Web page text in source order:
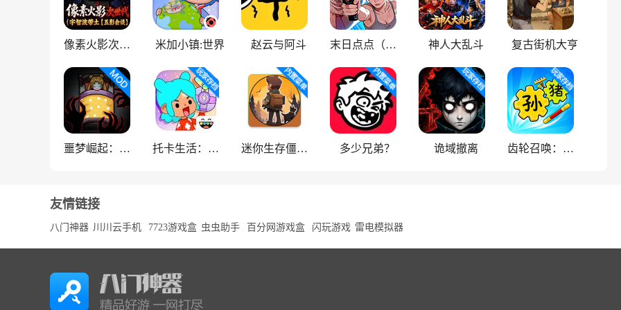
像素火影次世代 米加小镇:世界 赵云与阿斗 末日点点（辅助菜单） 神人大乱斗 复古街机大亨
噩梦崛起：生存 托卡生活：世界 迷你生存僵尸大战魔改版 多少兄弟？ 诡域撤离 齿轮召唤：汉字战争
友情链接
八门神器 川川云手机 7723游戏盒 虫虫助手 百分网游戏盒 闪玩游戏 雷电模拟器